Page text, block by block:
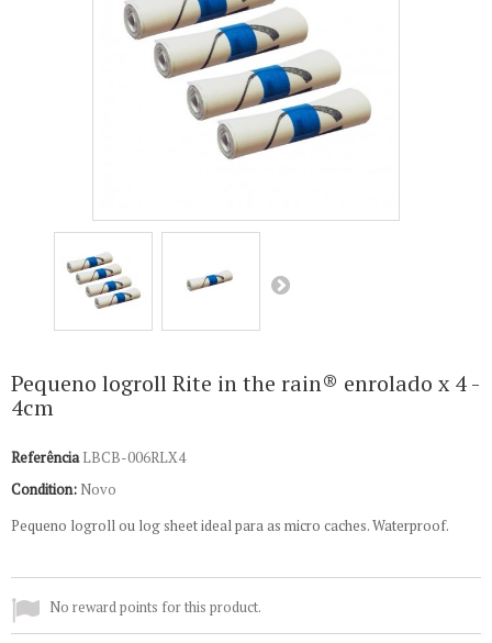
Pequeno logroll Rite in the rain® enrolado x 4 -
4cm
Referência LBCB-006RLX4
Condition: Novo
Pequeno logroll ou log sheet ideal para as micro caches. Waterproof.
No reward points for this product.